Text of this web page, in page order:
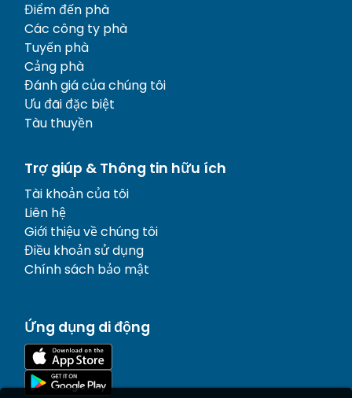
Điểm đến phà
Các công ty phà
Tuyến phà
Cảng phà
Đánh giá của chúng tôi
Ưu đãi đặc biệt
Tàu thuyền
Trợ giúp & Thông tin hữu ích
Tài khoản của tôi
Liên hệ
Giới thiệu về chúng tôi
Điều khoản sử dụng
Chính sách bảo mật
Ứng dụng di động